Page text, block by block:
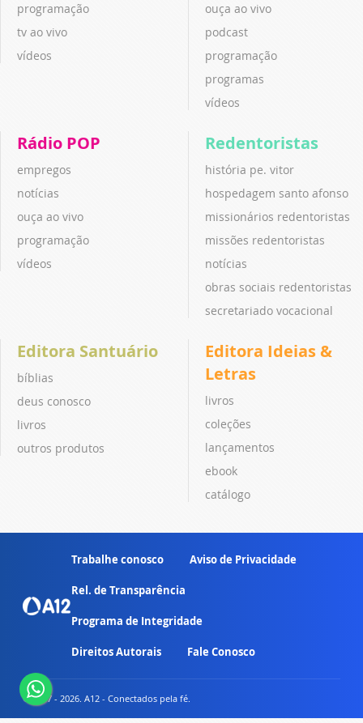
programação
tv ao vivo
vídeos
ouça ao vivo
podcast
programação
programas
vídeos
Rádio POP
empregos
notícias
ouça ao vivo
programação
vídeos
Redentoristas
história pe. vitor
hospedagem santo afonso
missionários redentoristas
missões redentoristas
notícias
obras sociais redentoristas
secretariado vocacional
Editora Santuário
bíblias
deus conosco
livros
outros produtos
Editora Ideias &
Letras
livros
coleções
lançamentos
ebook
catálogo
Trabalhe conosco Aviso de Privacidade
Rel. de Transparência
Programa de Integridade
Direitos Autorais Fale Conosco
© 2007 - 2026. A12 - Conectados pela fé.